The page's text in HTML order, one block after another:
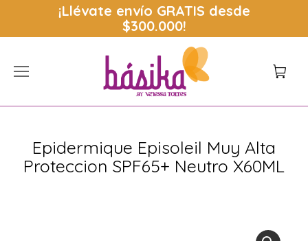
¡Llévate envío GRATIS desde
$300.000!
Epidermique Episoleil Muy Alta
Proteccion SPF65+ Neutro X60ML